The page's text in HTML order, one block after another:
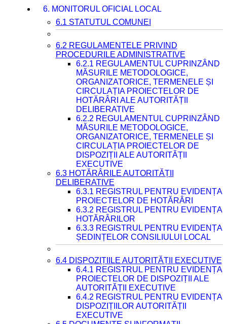
6. MONITORUL OFICIAL LOCAL
6.1 STATUTUL COMUNEI
6.2 REGULAMENTELE PRIVIND
PROCEDURILE ADMINISTRATIVE
6.2.1 REGULAMENTUL CUPRINZÂND
MĂSURILE METODOLOGICE,
ORGANIZATORICE, TERMENELE ȘI
CIRCULAȚIA PROIECTELOR DE
HOTĂRÂRI ALE AUTORITĂȚII
DELIBERATIVE
6.2.2 REGULAMENTUL CUPRINZÂND
MĂSURILE METODOLOGICE,
ORGANIZATORICE, TERMENELE ȘI
CIRCULAȚIA PROIECTELOR DE
DISPOZIȚII ALE AUTORITĂȚII
EXECUTIVE
6.3 HOTĂRÂRILE AUTORITĂȚII
DELIBERATIVE
6.3.1 REGISTRUL PENTRU EVIDENȚA
PROIECTELOR DE HOTĂRÂRI
6.3.2 REGISTRUL PENTRU EVIDENȚA
HOTĂRÂRILOR
6.3.3 REGISTRUL PENTRU EVIDENȚA
ȘEDINȚELOR CONSILIULUI LOCAL
6.4 DISPOZIȚIILE AUTORITĂȚII EXECUTIVE
6.4.1 REGISTRUL PENTRU EVIDENȚA
PROIECTELOR DE DISPOZIȚII ALE
AUTORITĂȚII EXECUTIVE
6.4.2 REGISTRUL PENTRU EVIDENȚA
DISPOZIȚIILOR AUTORITĂȚII
EXECUTIVE